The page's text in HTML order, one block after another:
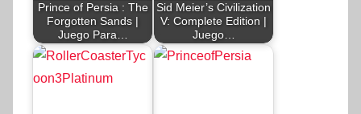
Prince of Persia : The
Forgotten Sands |
Juego Para…
Sid Meier’s Civilization
V: Complete Edition |
Juego…